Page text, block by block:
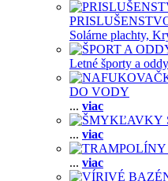
Solárne plachty,
Letné športy a
DO VODY
... viac
... viac
... viac